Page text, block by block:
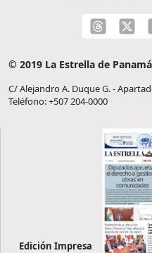
© 2019 La Estrella de Panamá
C/ Alejandro A. Duque G. -
Teléfono: +507 204-0000
Edición Impresa